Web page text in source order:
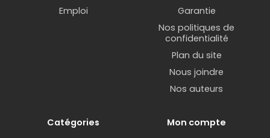
Emploi
Garantie
Nos politiques de
confidentialité
Plan du site
Nous joindre
Nos auteurs
Catégories
Mon compte